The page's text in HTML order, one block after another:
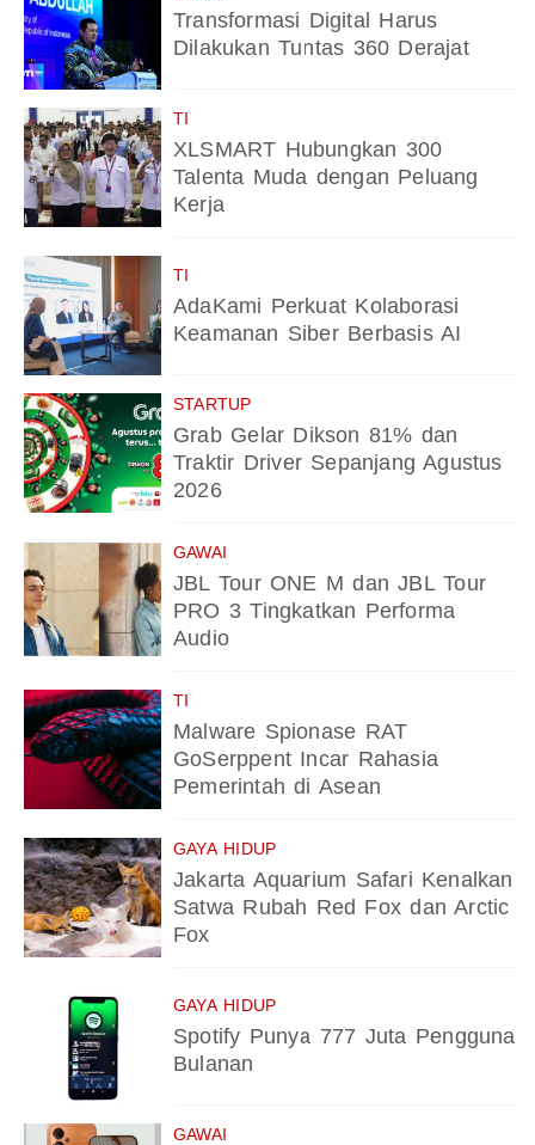
Transformasi Digital Harus
Dilakukan Tuntas 360 Derajat
TI
XLSMART Hubungkan 300
Talenta Muda dengan Peluang
Kerja
TI
AdaKami Perkuat Kolaborasi
Keamanan Siber Berbasis AI
STARTUP
Grab Gelar Dikson 81% dan
Traktir Driver Sepanjang Agustus
2026
GAWAI
JBL Tour ONE M dan JBL Tour
PRO 3 Tingkatkan Performa
Audio
TI
Malware Spionase RAT
GoSerppent Incar Rahasia
Pemerintah di Asean
GAYA HIDUP
Jakarta Aquarium Safari Kenalkan
Satwa Rubah Red Fox dan Arctic
Fox
GAYA HIDUP
Spotify Punya 777 Juta Pengguna
Bulanan
GAWAI